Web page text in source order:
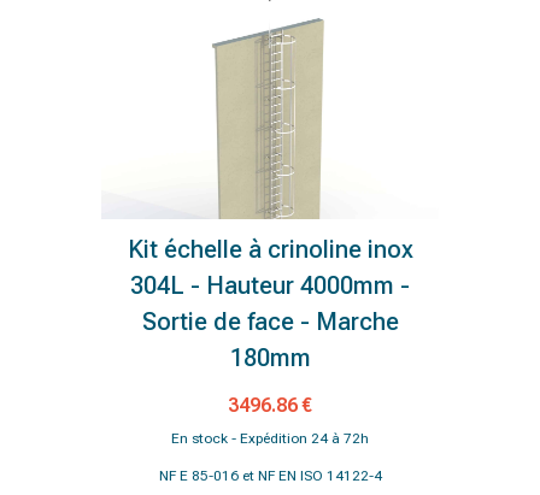
Kit échelle à crinoline inox
304L - Hauteur 4000mm -
Sortie de face - Marche
180mm
3496.86 €
En stock - Expédition 24 à 72h
NF E 85-016 et NF EN ISO 14122-4